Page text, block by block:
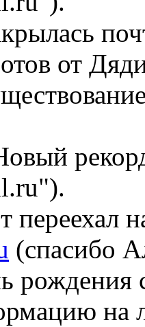
от
переехал
(спасибо
рождения
на